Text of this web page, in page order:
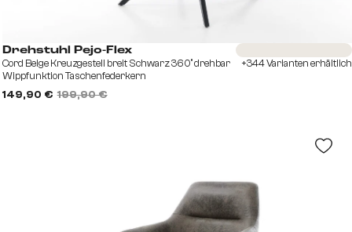
Drehstuhl Pejo-Flex
Cord Beige Kreuzgestell breit Schwarz 360° drehbar
Wippfunktion Taschenfederkern
149,90 € 199,90 €
Sofort versandfertig
+344 Varianten erhältlich